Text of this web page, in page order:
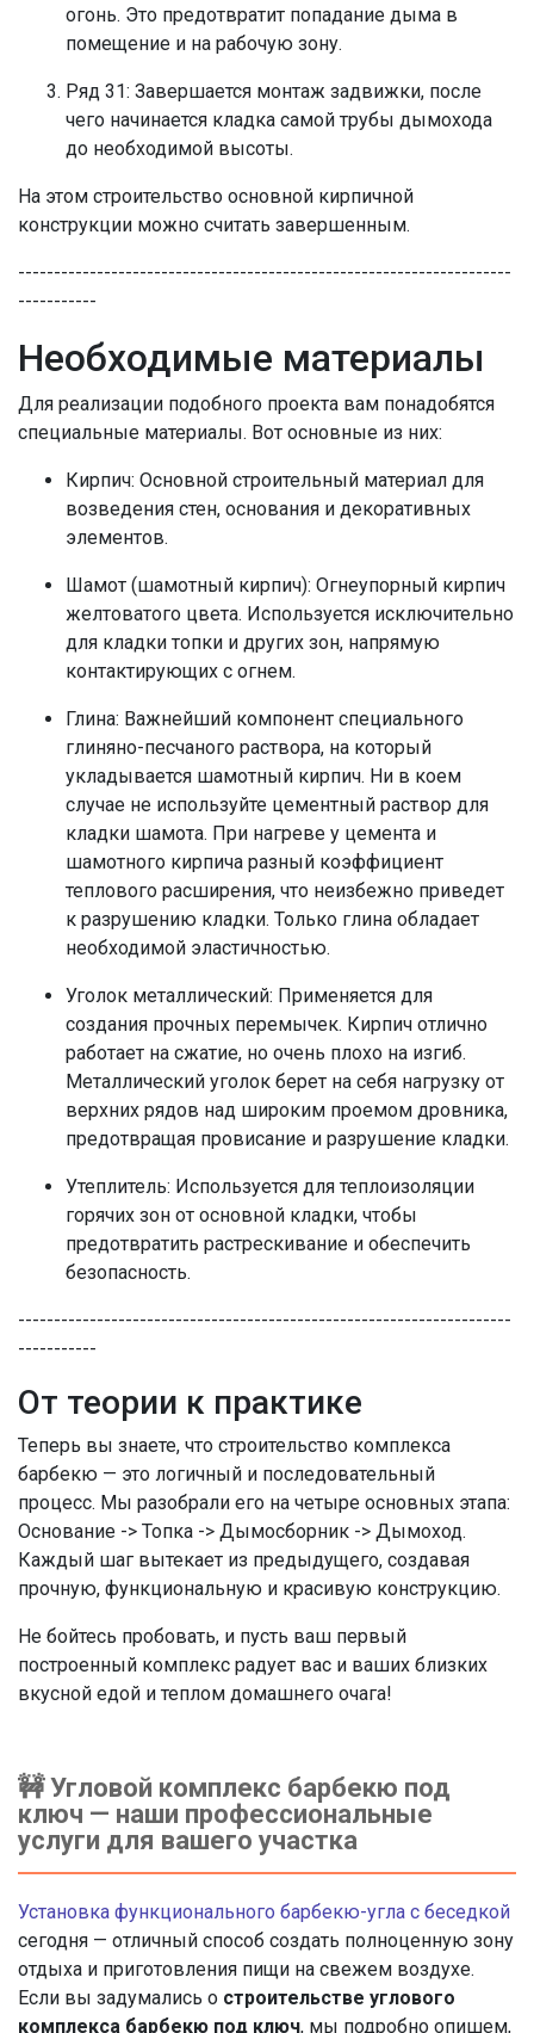
огонь. Это предотвратит попадание дыма в
помещение и на рабочую зону.
Ряд 31: Завершается монтаж задвижки, после
чего начинается кладка самой трубы дымохода
до необходимой высоты.
На этом строительство основной кирпичной
конструкции можно считать завершенным.
---------------------------------------------------------------------
-----------
Необходимые материалы
Для реализации подобного проекта вам понадобятся
специальные материалы. Вот основные из них:
Кирпич: Основной строительный материал для
возведения стен, основания и декоративных
элементов.
Шамот (шамотный кирпич): Огнеупорный кирпич
желтоватого цвета. Используется исключительно
для кладки топки и других зон, напрямую
контактирующих с огнем.
Глина: Важнейший компонент специального
глиняно-песчаного раствора, на который
укладывается шамотный кирпич. Ни в коем
случае не используйте цементный раствор для
кладки шамота. При нагреве у цемента и
шамотного кирпича разный коэффициент
теплового расширения, что неизбежно приведет
к разрушению кладки. Только глина обладает
необходимой эластичностью.
Уголок металлический: Применяется для
создания прочных перемычек. Кирпич отлично
работает на сжатие, но очень плохо на изгиб.
Металлический уголок берет на себя нагрузку от
верхних рядов над широким проемом дровника,
предотвращая провисание и разрушение кладки.
Утеплитель: Используется для теплоизоляции
горячих зон от основной кладки, чтобы
предотвратить растрескивание и обеспечить
безопасность.
---------------------------------------------------------------------
-----------
От теории к практике
Теперь вы знаете, что строительство комплекса
барбекю — это логичный и последовательный
процесс. Мы разобрали его на четыре основных этапа:
Основание -> Топка -> Дымосборник -> Дымоход.
Каждый шаг вытекает из предыдущего, создавая
прочную, функциональную и красивую конструкцию.
Не бойтесь пробовать, и пусть ваш первый
построенный комплекс радует вас и ваших близких
вкусной едой и теплом домашнего очага!
🚧 Угловой комплекс барбекю под
ключ — наши профессиональные
услуги для вашего участка
Установка функционального барбекю-угла с беседкой
сегодня — отличный способ создать полноценную зону
отдыха и приготовления пищи на свежем воздухе.
Если вы задумались о строительстве углового
комплекса барбекю под ключ, мы подробно опишем,